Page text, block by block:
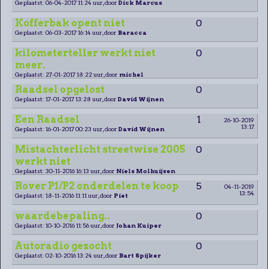
Geplaatst: 06-04-2017 11:24 uur, door Dick Marcus
Kofferbak opent niet 0
Geplaatst: 06-03-2017 16:14 uur, door Baracca
kilometerteller werkt niet
meer.
0
Geplaatst: 27-01-2017 18:22 uur, door michel
Raadsel opgelost 0
Geplaatst: 17-01-2017 13:28 uur, door David Wijnen
Een Raadsel 1
26-10-2019
13:17
Geplaatst: 16-01-2017 00:23 uur, door David Wijnen
Mistachterlicht streetwise 2005
werkt niet
0
Geplaatst: 30-11-2016 16:13 uur, door Niels Molhuijsen
Rover P1/P2 onderdelen te koop 5
04-11-2019
13:54
Geplaatst: 18-11-2016 11:11 uur, door Piet
waardebepaling.. 0
Geplaatst: 10-10-2016 11:56 uur, door Johan Kuiper
Autoradio gezocht 0
Geplaatst: 02-10-2016 13:24 uur, door Bart Spijker